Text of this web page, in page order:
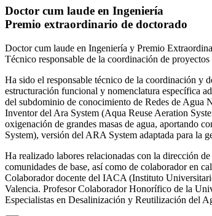
Doctor cum laude en Ingeniería
Premio extraordinario de doctorado
Doctor cum laude en Ingeniería y Premio
Técnico responsable de la coordinación de
Ha sido el responsable técnico de la coordinación y
estructuración funcional y nomenclatura específica
del subdominio de conocimiento de Redes de Agua
Inventor del Ara System (Aqua Reuse Aeration
oxigenación de grandes masas de agua, aportando
System), versión del ARA System adaptada para la
Ha realizado labores relacionadas con la dirección
comunidades de base, así como de colaborador en
Colaborador docente del IACA (Instituto
Valencia. Profesor Colaborador Honorífico de la
Especialistas en Desalinización y Reutilización del